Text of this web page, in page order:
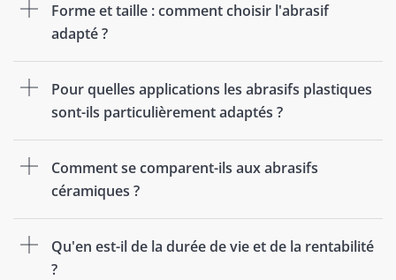
Forme et taille : comment choisir l'abrasif
adapté ?
Pour quelles applications les abrasifs plastiques
sont-ils particulièrement adaptés ?
Comment se comparent-ils aux abrasifs
céramiques ?
Qu'en est-il de la durée de vie et de la rentabilité
?